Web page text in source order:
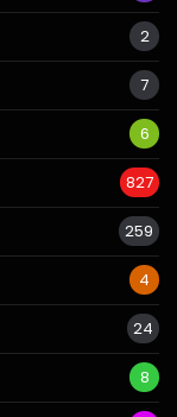
2
7
6
827
259
4
24
8